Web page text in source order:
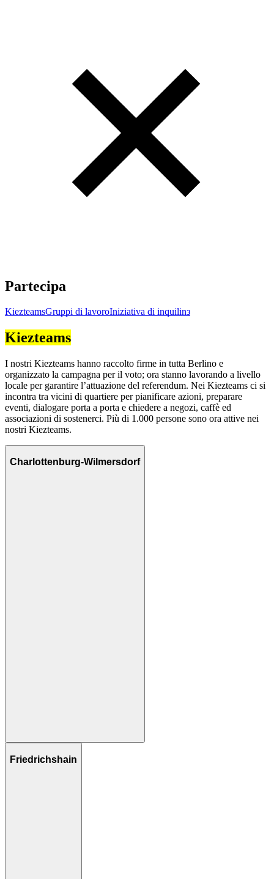
Partecipa
KiezteamsGruppi di lavoroIniziativa di inquilinз
Kiezteams
I nostri Kiezteams hanno raccolto firme in tutta Berlino e
organizzato la campagna per il voto; ora stanno lavorando a livello
locale per garantire l’attuazione del referendum. Nei Kiezteams ci si
incontra tra vicini di quartiere per pianificare azioni, preparare
eventi, dialogare porta a porta e chiedere a negozi, caffè ed
associazioni di sostenerci. Più di 1.000 persone sono ora attive nei
nostri Kiezteams.
Charlottenburg-Wilmersdorf
Friedrichshain